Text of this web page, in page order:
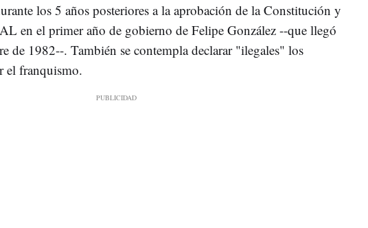
los 5 años posteriores a la aprobación de la Constitución y
en el primer año de gobierno de Felipe González --que llegó
de 1982--. También se contempla declarar "ilegales" los
el franquismo.